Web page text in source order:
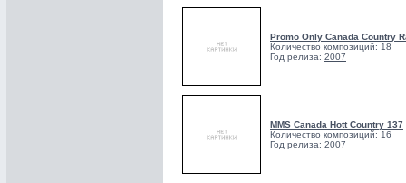
Promo Only Canada Country
Количество композиций: 18
Год релиза: 2007
MMS Canada Hott Country 137
Количество композиций: 16
Год релиза: 2007